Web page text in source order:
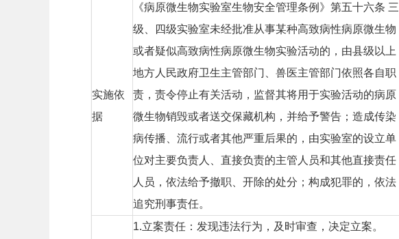
实施依
据
《病原微生物实验室生物安全管理条例》第五十六条 三
级、四级实验室未经批准从事某种高致病性病原微生物
或者疑似高致病性病原微生物实验活动的，由县级以上
地方人民政府卫生主管部门、兽医主管部门依照各自职
责，责令停止有关活动，监督其将用于实验活动的病原
微生物销毁或者送交保藏机构，并给予警告；造成传染
病传播、流行或者其他严重后果的，由实验室的设立单
位对主要负责人、直接负责的主管人员和其他直接责任
人员，依法给予撤职、开除的处分；构成犯罪的，依法
追究刑事责任。
1.立案责任：发现违法行为，及时审查，决定立案。